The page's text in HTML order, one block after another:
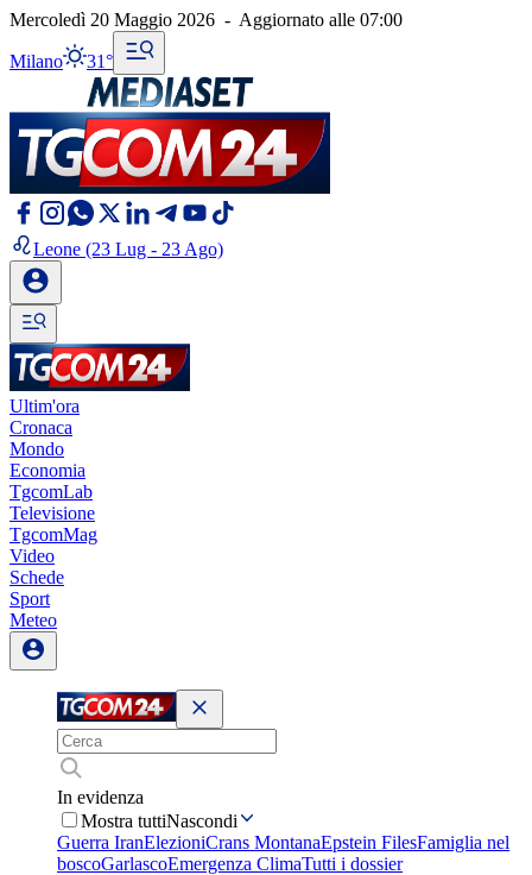
Mercoledì 20 Maggio 2026 - Aggiornato alle 07:00
Milano 31°
Leone (23 Lug - 23 Ago)
Ultim'ora
Cronaca
Mondo
Economia
TgcomLab
Televisione
TgcomMag
Video
Schede
Sport
Meteo
In evidenza
Mostra tuttiNascondi
Guerra IranElezioniCrans MontanaEpstein FilesFamiglia nel
boscoGarlascoEmergenza ClimaTutti i dossier